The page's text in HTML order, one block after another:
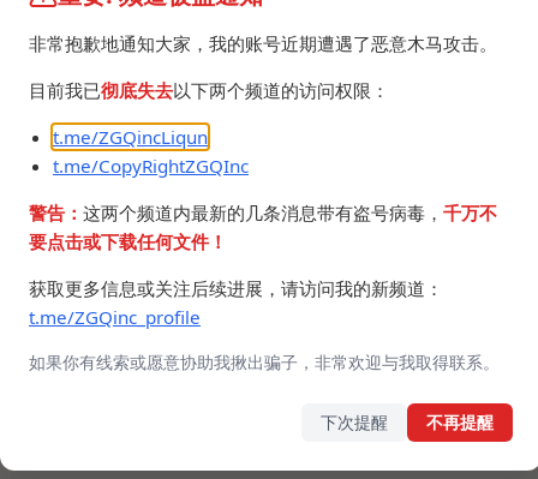
©2024 ZGQ Inc.All rights reserved
非常抱歉地通知大家，我的账号近期遭遇了恶意木马攻击。
目前我已彻底失去以下两个频道的访问权限：
t.me/ZGQincLiqun
t.me/CopyRightZGQInc
警告： 这两个频道内最新的几条消息带有盗号病毒， 千万不
要点击或下载任何文件！
获取更多信息或关注后续进展，请访问我的新频道：
t.me/ZGQinc_profile
如果你有线索或愿意协助我揪出骗子，非常欢迎与我取得联系。
下次提醒 不再提醒